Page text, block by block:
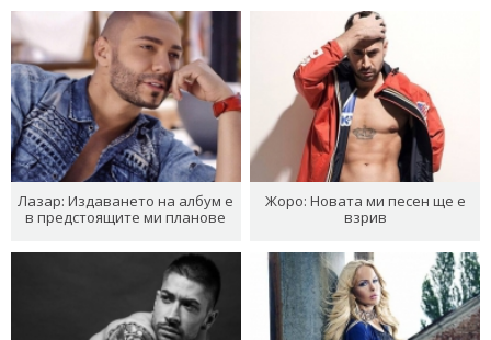
Лазар: Издаването на албум е
в предстоящите ми планове
Жоро: Новата ми песен ще е
взрив